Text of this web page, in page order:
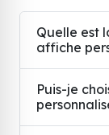
Quelle est
affiche
Puis-je